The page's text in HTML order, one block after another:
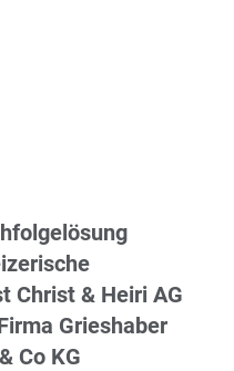
Christ & Heiri AG
Grieshaber
Co KG